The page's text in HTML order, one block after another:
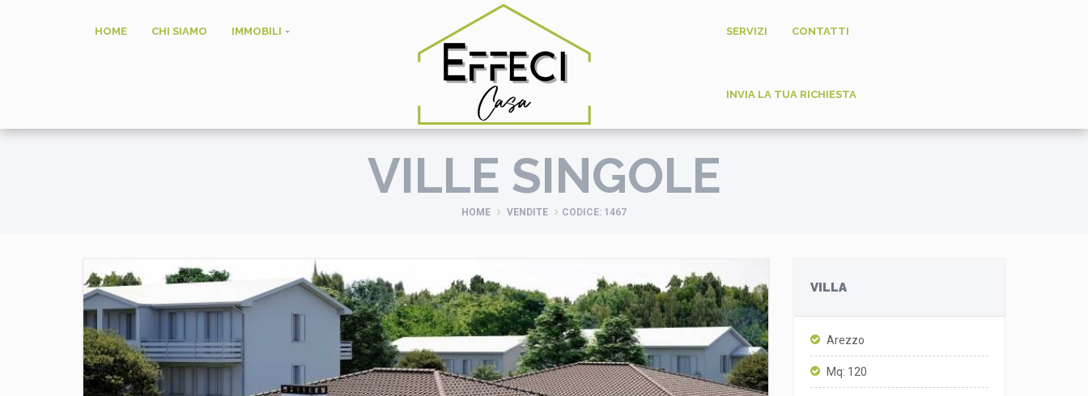
HOME CHI SIAMO IMMOBILI SERVIZI CONTATTI
INVIA LA TUA RICHIESTA
VILLE SINGOLE
HOME VENDITE CODICE: 1467
VILLA
Arezzo
Mq: 120